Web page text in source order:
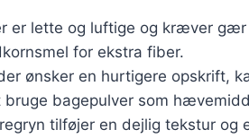
er lette og luftige og kræver
for ekstra fiber.
ønsker en hurtigere opskrift,
bagepulver som
tilføjer en dejlig tekstur og